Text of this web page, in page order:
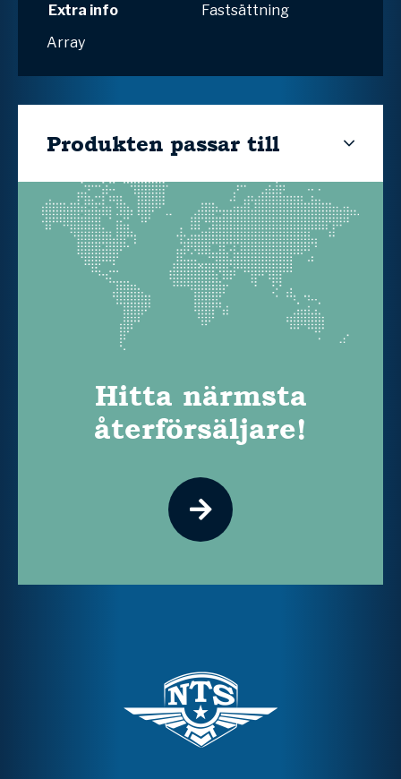
Extra info
Fastsättning
Array
Produkten passar till
Hitta närmsta
återförsäljare!